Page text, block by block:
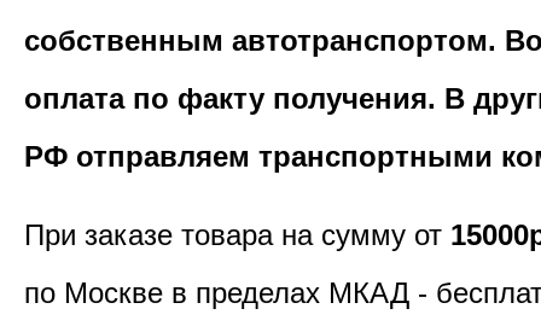
собственным автотранспортом.
оплата по факту получения. В
РФ отправляем транспортными
При заказе товара на сумму от
по Москве в пределах МКАД -